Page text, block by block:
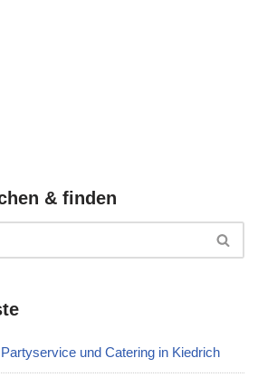
& finden
und Catering in Kiedrich